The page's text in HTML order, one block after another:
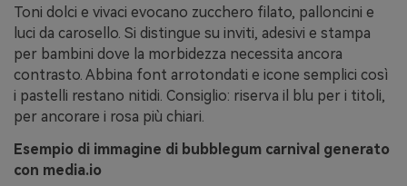
Toni dolci e vivaci evocano zucchero filato, palloncini e
luci da carosello. Si distingue su inviti, adesivi e stampa
per bambini dove la morbidezza necessita ancora
contrasto. Abbina font arrotondati e icone semplici così
i pastelli restano nitidi. Consiglio: riserva il blu per i titoli,
per ancorare i rosa più chiari.
Esempio di immagine di bubblegum carnival generato
con media.io